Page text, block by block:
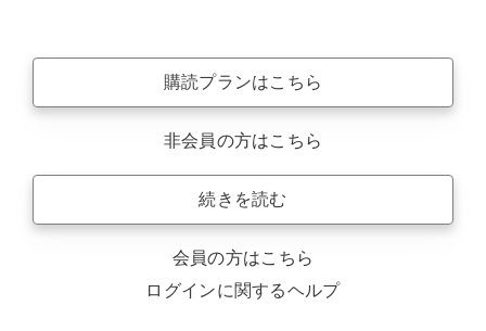
購読プランはこちら
非会員の方はこちら
続きを読む
会員の方はこちら
ログインに関するヘルプ